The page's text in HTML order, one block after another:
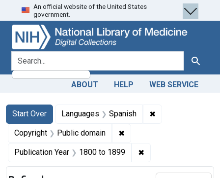
Skip
to
search
Skip to
main
content
Skip
to
first
result
An official website of the United States
government.
search for Search
ABOUT HELP WEB SERVICE
Search
Search Constraints
Start Over
You searched for:Languages Spanish ✖
Copyright Public domain ✖
Publication Year 1800 to 1899 ✖